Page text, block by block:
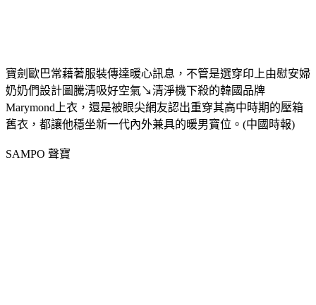
寶劍歐巴常藉著服裝傳達暖心訊息，不管是選穿印上由慰安婦
奶奶們設計圖騰清吸好空氣↘清淨機下殺的韓國品牌
Marymond上衣，還是被眼尖網友認出重穿其高中時期的壓箱
舊衣，都讓他穩坐新一代內外兼具的暖男寶位。(中國時報)
SAMPO 聲寶